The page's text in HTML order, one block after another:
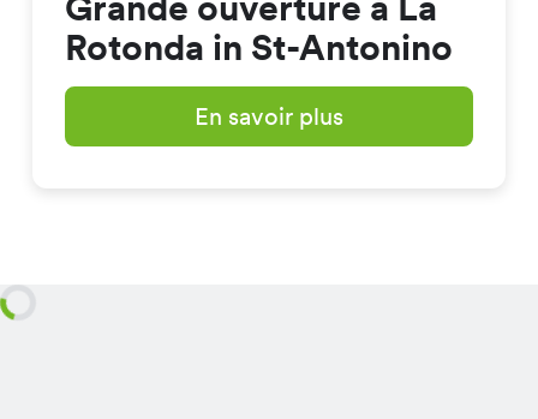
Rotonda in St-Antonino
En savoir plus